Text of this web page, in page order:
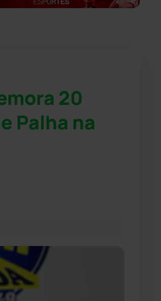
20
Palha na